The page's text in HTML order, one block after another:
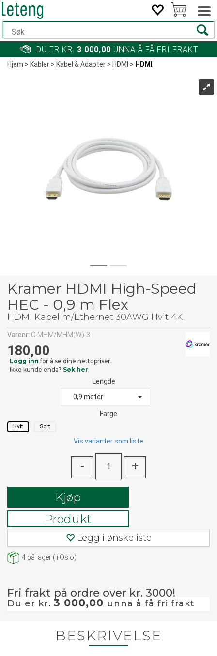
DU ER KR. 3 000,00 UNNA Å FÅ FRI FRAKT
Hjem>Kabler>Kabel & Adapter>HDMI > HDMI
Kramer HDMI High-Speed
HEC - 0,9 m Flex
HDMI Kabel m/Ethernet 30AWG Hvit 4K
Varenr: C-MHM/MHM(W)-3
180,00
Logg inn for å se dine nettopriser.
Ikke kunde enda? Søk her.
Lengde
0,9 meter
Farge
Hvit Sort
Vis varianter som liste
- +
Kjøp
Produkt
Legg i ønskeliste
4 på lager ( i Oslo)
Fri frakt på ordre over kr. 3000!
Du er kr. 3 000,00 unna å få fri frakt
BESKRIVELSE